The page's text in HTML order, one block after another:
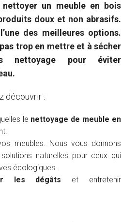
un meuble en bois
doux et non abrasifs.
des meilleures options.
trop en mettre et à sécher
nettoyage pour éviter
découvrir :
le nettoyage de meuble en
meubles. Nous vous donnons
naturelles pour ceux qui
écologiques.
les dégâts et entretenir